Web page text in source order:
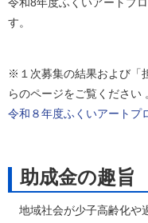
す。
※１次募集の結果および「
らのページをご覧ください
令和８年度ふくいアートプ
助成金の趣旨
地域社会が少子高齢化や